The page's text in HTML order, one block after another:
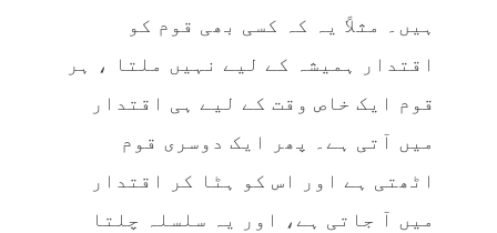
ہیں۔ مثلاً یہ کہ کسی بھی قوم کو
اقتدار ہمیشہ کے لیے نہیں ملتا ، ہر
قوم ایک خاص وقت کے لیے ہی اقتدار
میں آتی ہے۔ پھر ایک دوسری قوم
اٹھتی ہے اور اس کو ہٹا کر اقتدار
میں آ جاتی ہے، اور یہ سلسلہ چلتا